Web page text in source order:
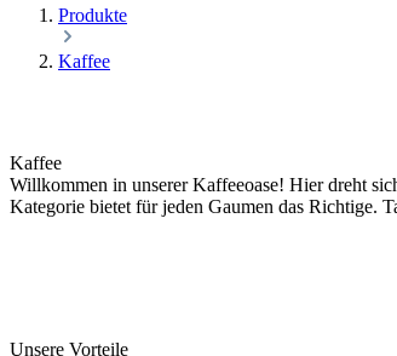
Produkte
Kaffee
Kaffee
Willkommen in unserer Kaffeeoase! Hier dreht
Kategorie bietet für jeden Gaumen das Richtige.
Unsere Vorteile